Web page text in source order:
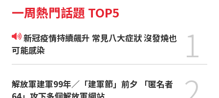
一周熱門話題 TOP5
新冠疫情持續飆升 常見八大症狀 沒發燒也
可能感染
1
解放軍建軍99年／「建軍節」前夕 「匿名者